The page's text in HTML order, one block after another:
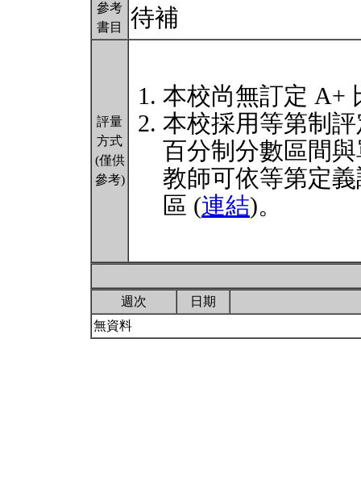
參考
書目
待補
評量
方式
(僅供
參考)
本校尚無訂定 A+
本校採用等第制
百分制分數區間
教師可依等第定
區 (連結)。
週次
日期
無資料